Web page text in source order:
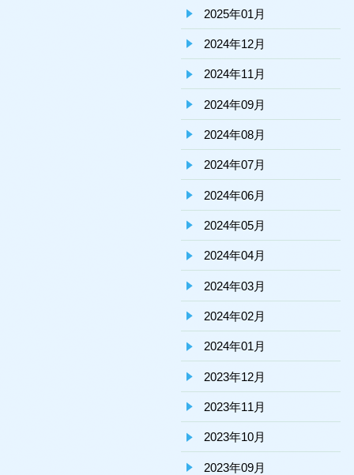
2025年01月
2024年12月
2024年11月
2024年09月
2024年08月
2024年07月
2024年06月
2024年05月
2024年04月
2024年03月
2024年02月
2024年01月
2023年12月
2023年11月
2023年10月
2023年09月